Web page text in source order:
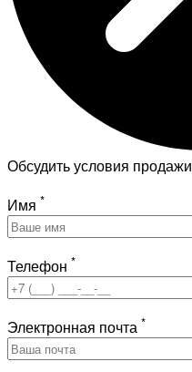
Обсудить условия продажи
Имя *
Телефон *
Электронная почта *